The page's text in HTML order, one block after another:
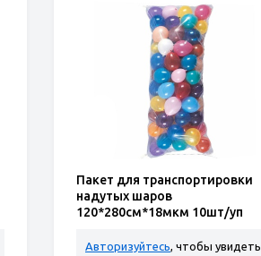
Пакет для транспортировки
надутых шаров
120*280см*18мкм 10шт/уп
Авторизуйтесь, чтобы увидеть